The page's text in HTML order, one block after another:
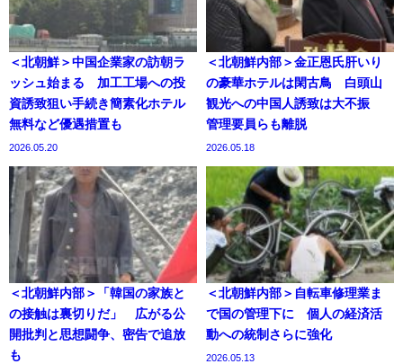
＜北朝鮮＞中国企業家の訪朝ラ
ッシュ始まる 加工工場への投
資誘致狙い手続き簡素化ホテル
無料など優遇措置も
2026.05.20
＜北朝鮮内部＞金正恩氏肝いり
の豪華ホテルは閑古鳥 白頭山
観光への中国人誘致は大不振
管理要員らも離脱
2026.05.18
＜北朝鮮内部＞「韓国の家族と
の接触は裏切りだ」 広がる公
開批判と思想闘争、密告で追放
も
＜北朝鮮内部＞自転車修理業ま
で国の管理下に 個人の経済活
動への統制さらに強化
2026.05.13